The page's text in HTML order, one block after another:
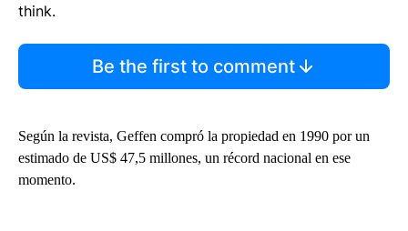
think.
Be the first to comment
Según la revista, Geffen compró la propiedad en 1990 por un
estimado de US$ 47,5 millones, un récord nacional en ese
momento.